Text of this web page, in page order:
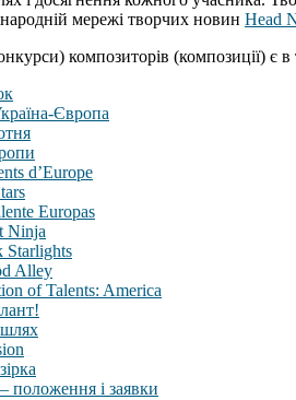
мережі творчих новин Head
композиторів (композиції) є
Європа
d’Europe
Europas
Ninja
Starlights
Alley
of Talents: America
і заявки